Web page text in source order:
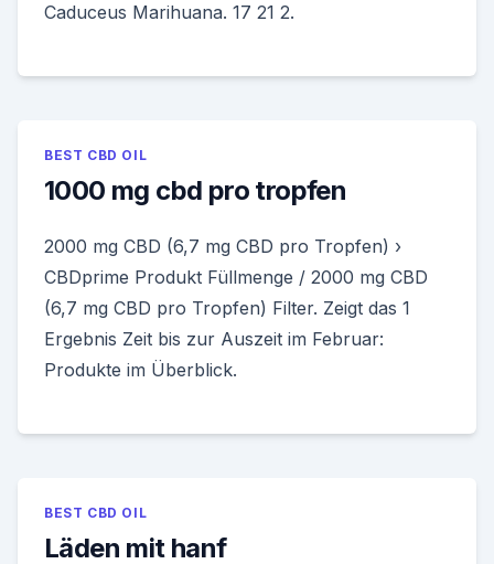
Caduceus Marihuana. 17 21 2.
BEST CBD OIL
1000 mg cbd pro tropfen
2000 mg CBD (6,7 mg CBD pro Tropfen) ›
CBDprime Produkt Füllmenge / 2000 mg CBD
(6,7 mg CBD pro Tropfen) Filter. Zeigt das 1
Ergebnis Zeit bis zur Auszeit im Februar:
Produkte im Überblick.
BEST CBD OIL
Läden mit hanf